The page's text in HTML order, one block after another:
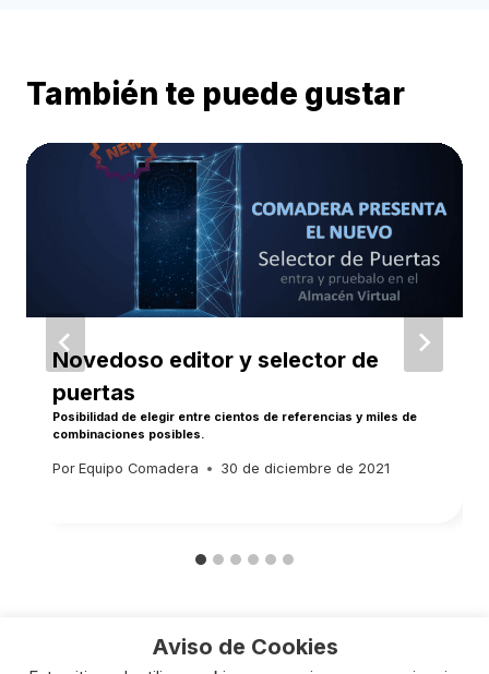
También te puede gustar
Novedoso editor y selector de
puertas
Posibilidad de elegir entre cientos de referencias y miles de
combinaciones posibles.
Por Equipo Comadera 30 de diciembre de 2021
Aviso de Cookies